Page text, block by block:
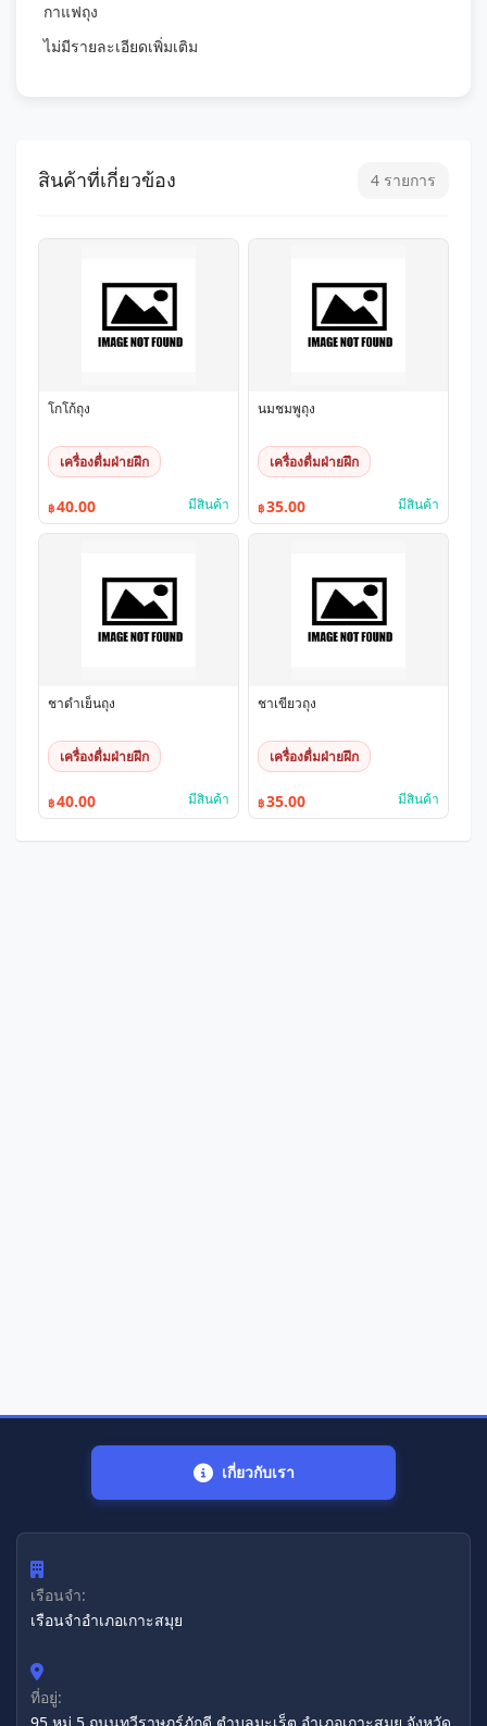
กาแฟถุง
ไม่มีรายละเอียดเพิ่มเติม
สินค้าที่เกี่ยวข้อง 4 รายการ
โกโก้ถุง
เครื่องดื่มฝ่ายฝึก
฿40.00 มีสินค้า
นมชมพูถุง
เครื่องดื่มฝ่ายฝึก
฿35.00 มีสินค้า
ชาดำเย็นถุง
เครื่องดื่มฝ่ายฝึก
฿40.00 มีสินค้า
ชาเขียวถุง
เครื่องดื่มฝ่ายฝึก
฿35.00 มีสินค้า
เกี่ยวกับเรา
เรือนจำ:
เรือนจำอำเภอเกาะสมุย
ที่อยู่: